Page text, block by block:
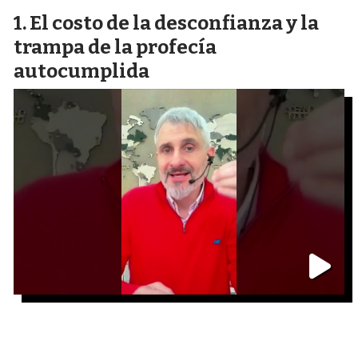
El costo de la desconfianza y la
trampa de la profecía
autocumplida